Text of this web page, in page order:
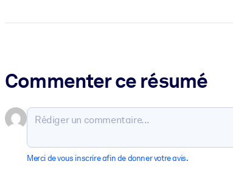
Commenter ce résumé
Merci de vous inscrire afin de donner votre avis.